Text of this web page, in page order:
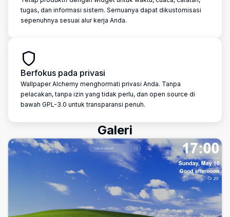
tugas, dan informasi sistem. Semuanya dapat dikustomisasi
sepenuhnya sesuai alur kerja Anda.
Berfokus pada privasi
Wallpaper Alchemy menghormati privasi Anda. Tanpa
pelacakan, tanpa izin yang tidak perlu, dan open source di
bawah GPL-3.0 untuk transparansi penuh.
Galeri